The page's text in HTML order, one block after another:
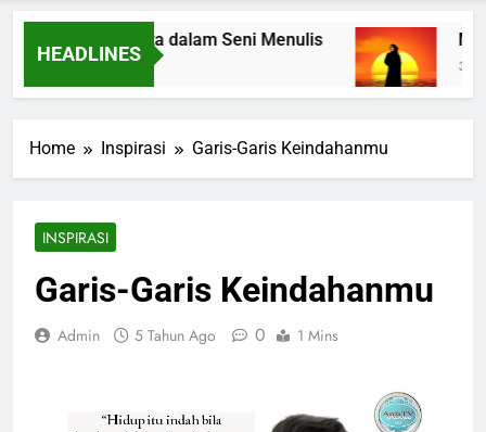
HEADLINES
Kata dalam Seni Menulis
Tahun Ago 3 Tahun
Home Inspirasi Garis-Garis Keindahanmu
INSPIRASI
Garis-Garis Keindahanmu
Admin 5 Tahun Ago 0 1 Mins